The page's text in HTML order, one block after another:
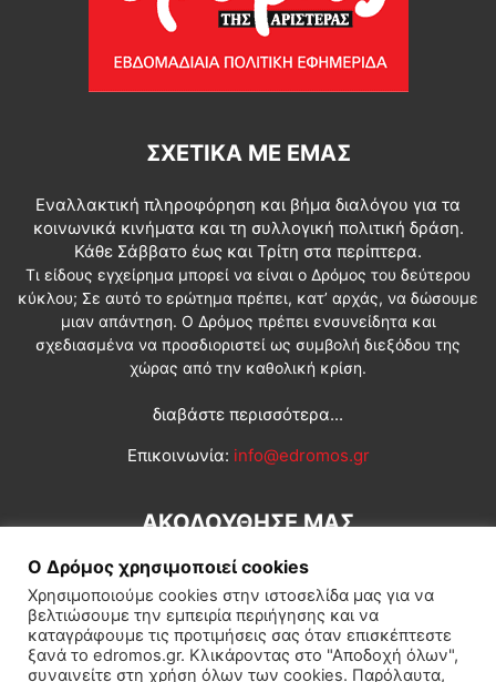
ΣΧΕΤΙΚΆ ΜΕ ΕΜΆΣ
Εναλλακτική πληροφόρηση και βήμα διαλόγου για τα
κοινωνικά κινήματα και τη συλλογική πολιτική δράση.
Κάθε Σάββατο έως και Τρίτη στα περίπτερα.
Τι είδους εγχείρημα μπορεί να είναι ο Δρόμος του δεύτερου
κύκλου; Σε αυτό το ερώτημα πρέπει, κατ’ αρχάς, να δώσουμε
μιαν απάντηση. Ο Δρόμος πρέπει ενσυνείδητα και
σχεδιασμένα να προσδιοριστεί ως συμβολή διεξόδου της
χώρας από την καθολική κρίση.
διαβάστε περισσότερα...
Επικοινωνία: info@edromos.gr
ΑΚΟΛΟΥΘΗΣΕ ΜΑΣ
Ο Δρόμος χρησιμοποιεί cookies
Χρησιμοποιούμε cookies στην ιστοσελίδα μας για να
βελτιώσουμε την εμπειρία περιήγησης και να
καταγράφουμε τις προτιμήσεις σας όταν επισκέπτεστε
ξανά το edromos.gr. Κλικάροντας στο "Αποδοχή όλων",
συναινείτε στη χρήση όλων των cookies. Παρόλαυτα,